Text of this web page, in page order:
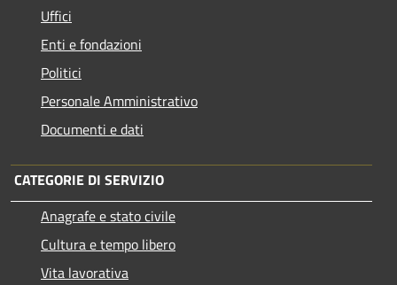
Uffici
Enti e fondazioni
Politici
Personale Amministrativo
Documenti e dati
CATEGORIE DI SERVIZIO
Anagrafe e stato civile
Cultura e tempo libero
Vita lavorativa